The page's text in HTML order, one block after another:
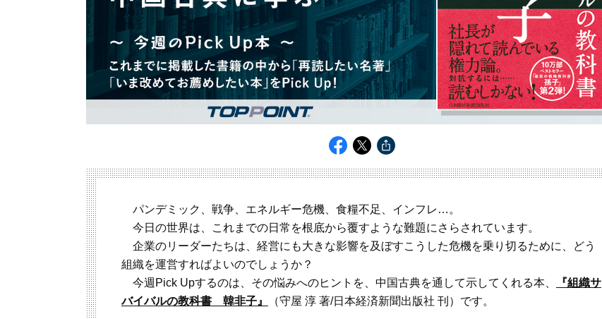
パンデミック、戦争、エネルギー危機、食糧不足、インフレ…。
今日の世界は、これまでの日常を根底から覆すような難題にさらされています。
企業のリーダーたちは、経営にも大きな影響を及ぼすこうした危機を乗り切るために、どう
組織を運営すればよいのでしょうか？
今週Pick Upするのは、その悩みへのヒントを、中国古典を通して示してくれる本、
『組織サ
バイバルの教科書 韓非子』
（守屋 淳 著/日本経済新聞出版社 刊）です。